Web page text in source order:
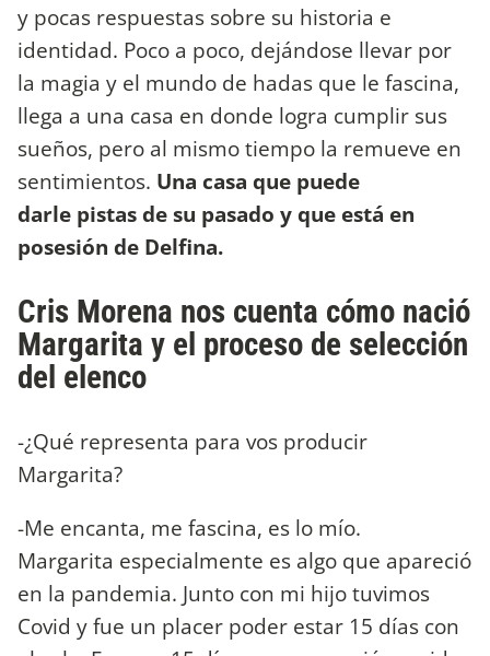
y pocas respuestas sobre su historia e
identidad. Poco a poco, dejándose llevar por
la magia y el mundo de hadas que le fascina,
llega a una casa en donde logra cumplir sus
sueños, pero al mismo tiempo la remueve en
sentimientos. Una casa que puede
darle pistas de su pasado y que está en
posesión de Delfina.
Cris Morena nos cuenta cómo nació
Margarita y el proceso de selección
del elenco
-¿Qué representa para vos producir
Margarita?
-Me encanta, me fascina, es lo mío.
Margarita especialmente es algo que apareció
en la pandemia. Junto con mi hijo tuvimos
Covid y fue un placer poder estar 15 días con